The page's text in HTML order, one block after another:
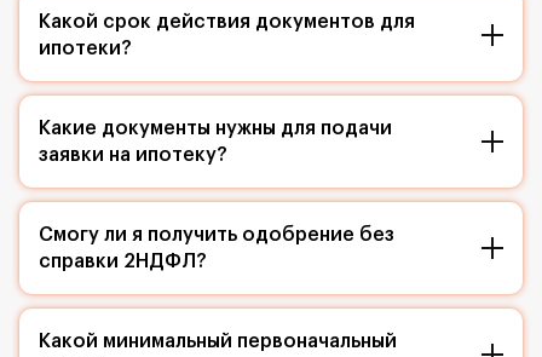
Какой срок действия документов для
ипотеки?
Какие документы нужны для подачи
заявки на ипотеку?
Смогу ли я получить одобрение без
справки 2НДФЛ?
Какой минимальный первоначальный